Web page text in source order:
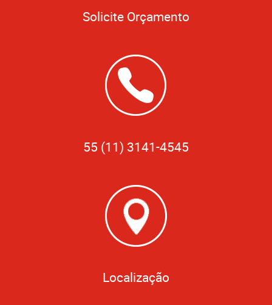
Solicite Orçamento
55 (11) 3141-4545
Localização